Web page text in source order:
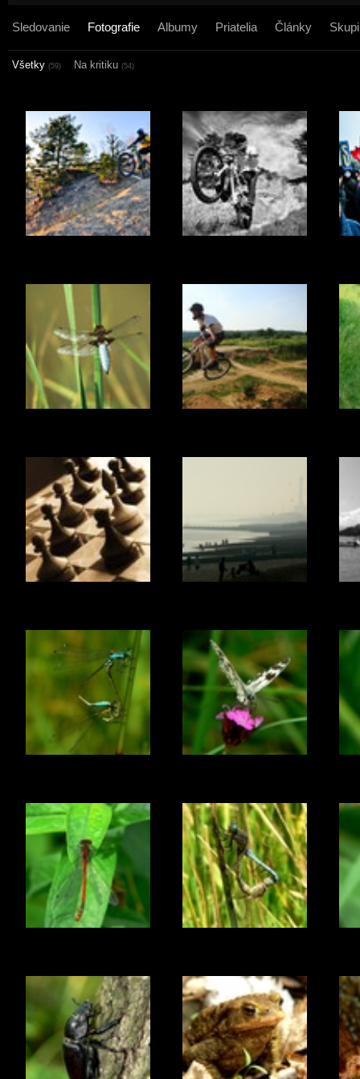
Sledovanie Fotografie Albumy Priatelia Články
Všetky (59) Na kritiku (54)